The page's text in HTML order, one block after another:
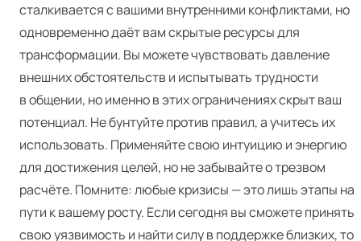
сталкивается с вашими внутренними конфликтами, но
одновременно даёт вам скрытые ресурсы для
трансформации. Вы можете чувствовать давление
внешних обстоятельств и испытывать трудности
в общении, но именно в этих ограничениях скрыт ваш
потенциал. Не бунтуйте против правил, а учитесь их
использовать. Применяйте свою интуицию и энергию
для достижения целей, но не забывайте о трезвом
расчёте. Помните: любые кризисы — это лишь этапы на
пути к вашему росту. Если сегодня вы сможете принять
свою уязвимость и найти силу в поддержке близких, то